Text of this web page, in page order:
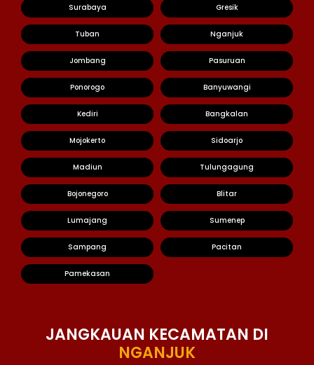
Surabaya Gresik
Tuban Nganjuk
Jombang Pasuruan
Ponorogo Banyuwangi
Kediri Bangkalan
Mojokerto Sidoarjo
Madiun Tulungagung
Bojonegoro Blitar
Lumajang Sumenep
Sampang Pacitan
Pamekasan
JANGKAUAN KECAMATAN DI
NGANJUK